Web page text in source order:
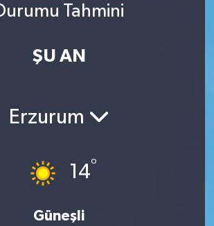
Tahmini
ŞU AN
Erzurum
14°
Güneşli